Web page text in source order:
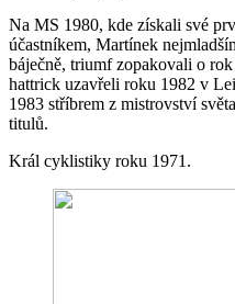
Na MS 1980, kde získali své
účastníkem, Martínek
báječně, triumf zopakovali o
hattrick uzavřeli roku 1982 v
1983 stříbrem z mistrovství
titulů.
Král cyklistiky roku 1971.